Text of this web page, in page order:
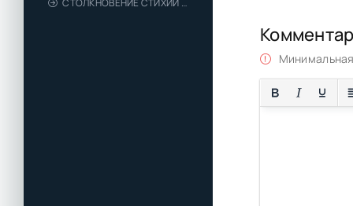
и
СТОЛКНОВЕНИЕ СТИХИЙ - ВАЛЕРИЙ ГУМИНСКИЙ